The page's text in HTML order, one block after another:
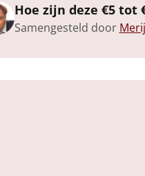
Hoe zijn deze €5 tot
Samengesteld door